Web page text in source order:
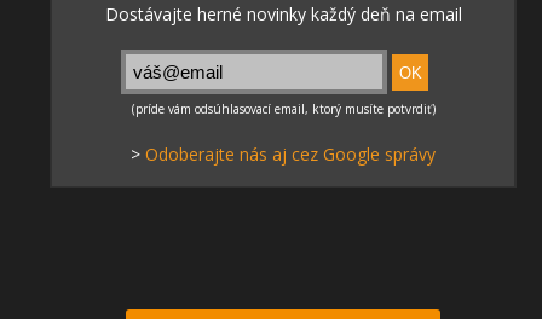
> Odoberajte nás aj cez Google správy